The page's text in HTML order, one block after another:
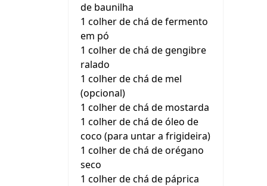
de baunilha
1 colher de chá de fermento
em pó
1 colher de chá de gengibre
ralado
1 colher de chá de mel
(opcional)
1 colher de chá de mostarda
1 colher de chá de óleo de
coco (para untar a frigideira)
1 colher de chá de orégano
seco
1 colher de chá de páprica